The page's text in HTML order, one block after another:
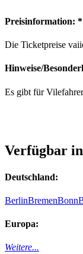
Preisinformation: *
Die Ticketpreise
Hinweise/
Es gibt für
Verfügbar
Deutschland:
BerlinBremenBonn
Europa:
Weitere...